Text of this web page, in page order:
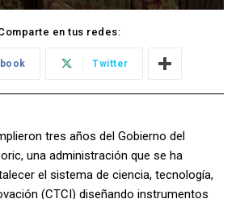
en tus redes:
Twitter
tres años del Gobierno del
una administración que se ha
el sistema de ciencia, tecnología,
(CTCI) diseñando instrumentos